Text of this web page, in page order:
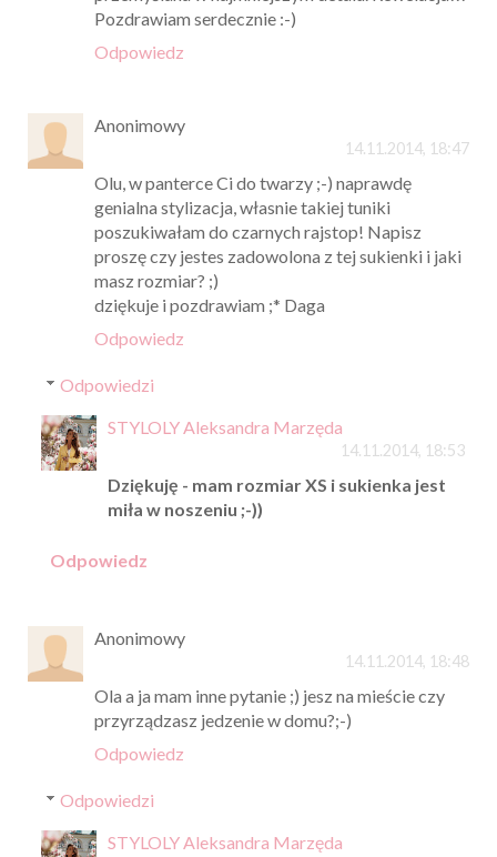
Pozdrawiam serdecznie :-)
Odpowiedz
Anonimowy
14.11.2014, 18:47
Olu, w panterce Ci do twarzy ;-) naprawdę
genialna stylizacja, własnie takiej tuniki
poszukiwałam do czarnych rajstop! Napisz
proszę czy jestes zadowolona z tej sukienki i jaki
masz rozmiar? ;)
dziękuje i pozdrawiam ;* Daga
Odpowiedz
Odpowiedzi
STYLOLY Aleksandra Marzęda
14.11.2014, 18:53
Dziękuję - mam rozmiar XS i sukienka jest
miła w noszeniu ;-))
Odpowiedz
Anonimowy
14.11.2014, 18:48
Ola a ja mam inne pytanie ;) jesz na mieście czy
przyrządzasz jedzenie w domu?;-)
Odpowiedz
Odpowiedzi
STYLOLY Aleksandra Marzęda